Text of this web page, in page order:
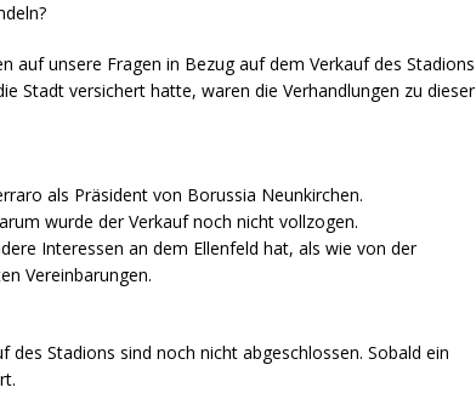
auf unsere Fragen in Bezug auf dem Verkauf des Stadions
Stadt versichert hatte, waren die Verhandlungen zu dieser
als Präsident von Borussia Neunkirchen.
wurde der Verkauf noch nicht vollzogen.
Interessen an dem Ellenfeld hat, als wie von der
Vereinbarungen.
des Stadions sind noch nicht abgeschlossen. Sobald ein